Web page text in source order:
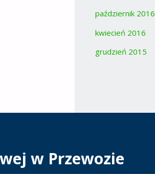
październik 2016
kwiecień 2016
grudzień 2015
w Przewozie